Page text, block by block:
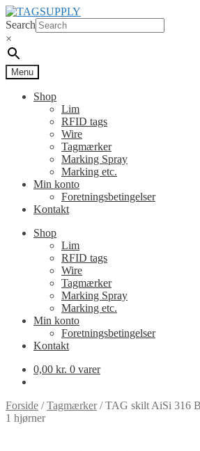
Spring
til
navigation
Spring
til
indhold
Search
×
Menu
Shop
Lim
RFID tags
Wire
Tagmærker
Marking Spray
Marking etc.
Min konto
Foretningsbetingelser
Kontakt
Shop
Lim
RFID tags
Wire
Tagmærker
Marking Spray
Marking etc.
Min konto
Foretningsbetingelser
Kontakt
0,00 kr. 0 varer
Forside /Tagmærker/TAG skilt AiSi 316
1 hjørner